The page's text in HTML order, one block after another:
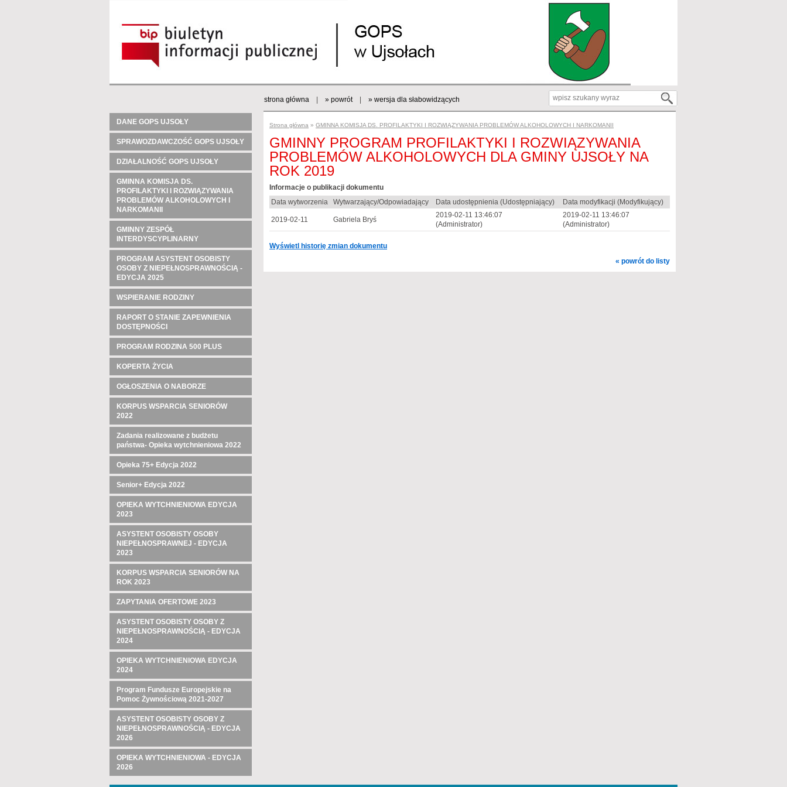
strona główna » powrót » wersja dla słabowidzących
DANE GOPS UJSOŁY
SPRAWOZDAWCZOŚĆ GOPS UJSOŁY
DZIAŁALNOŚĆ GOPS UJSOŁY
GMINNA KOMISJA DS.
PROFILAKTYKI I ROZWIĄZYWANIA
PROBLEMÓW ALKOHOLOWYCH I
NARKOMANII
GMINNY ZESPÓŁ
INTERDYSCYPLINARNY
PROGRAM ASYSTENT OSOBISTY
OSOBY Z NIEPEŁNOSPRAWNOŚCIĄ -
EDYCJA 2025
WSPIERANIE RODZINY
RAPORT O STANIE ZAPEWNIENIA
DOSTĘPNOŚCI
PROGRAM RODZINA 500 PLUS
KOPERTA ŻYCIA
OGŁOSZENIA O NABORZE
KORPUS WSPARCIA SENIORÓW
2022
Zadania realizowane z budżetu
państwa- Opieka wytchnieniowa 2022
Opieka 75+ Edycja 2022
Senior+ Edycja 2022
OPIEKA WYTCHNIENIOWA EDYCJA
2023
ASYSTENT OSOBISTY OSOBY
NIEPEŁNOSPRAWNEJ - EDYCJA
2023
KORPUS WSPARCIA SENIORÓW NA
ROK 2023
ZAPYTANIA OFERTOWE 2023
ASYSTENT OSOBISTY OSOBY Z
NIEPEŁNOSPRAWNOŚCIĄ - EDYCJA
2024
OPIEKA WYTCHNIENIOWA EDYCJA
2024
Program Fundusze Europejskie na
Pomoc Żywnościową 2021-2027
ASYSTENT OSOBISTY OSOBY Z
NIEPEŁNOSPRAWNOŚCIĄ - EDYCJA
2026
OPIEKA WYTCHNIENIOWA - EDYCJA
2026
Strona główna » GMINNA KOMISJA DS. PROFILAKTYKI I ROZWIĄZYWANIA PROBLEMÓW ALKOHOLOWYCH I NARKOMANII
GMINNY PROGRAM PROFILAKTYKI I ROZWIĄZYWANIA
PROBLEMÓW ALKOHOLOWYCH DLA GMINY UJSOŁY NA
ROK 2019
Informacje o publikacji dokumentu
Data wytworzenia
Wytwarzający/Odpowiadający Data udostępnienia (Udostępniający) Data modyfikacji (Modyfikujący)
2019-02-11 Gabriela Bryś
2019-02-11 13:46:07
(Administrator)
2019-02-11 13:46:07
(Administrator)
Wyświetl historię zmian dokumentu
« powrót do listy